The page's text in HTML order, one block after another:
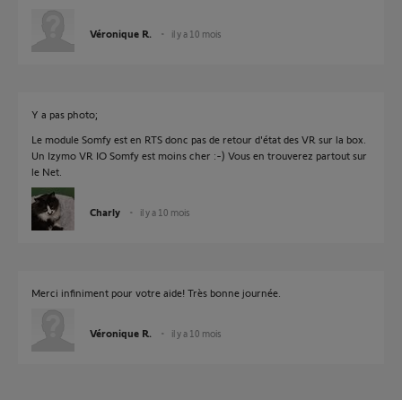
Véronique R. il y a 10 mois
Y a pas photo;
Le module Somfy est en RTS donc pas de retour d'état des VR sur la box.
Un Izymo VR IO Somfy est moins cher :-) Vous en trouverez partout sur
le Net.
Charly il y a 10 mois
Merci infiniment pour votre aide! Très bonne journée.
Véronique R. il y a 10 mois